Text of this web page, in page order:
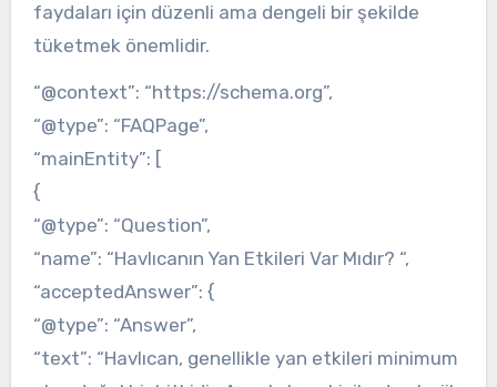
faydaları için düzenli ama dengeli bir şekilde
tüketmek önemlidir.
“@context”: “https://schema.org”,
“@type”: “FAQPage”,
“mainEntity”: [
{
“@type”: “Question”,
“name”: “Havlıcanın Yan Etkileri Var Mıdır? “,
“acceptedAnswer”: {
“@type”: “Answer”,
“text”: “Havlıcan, genellikle yan etkileri minimum